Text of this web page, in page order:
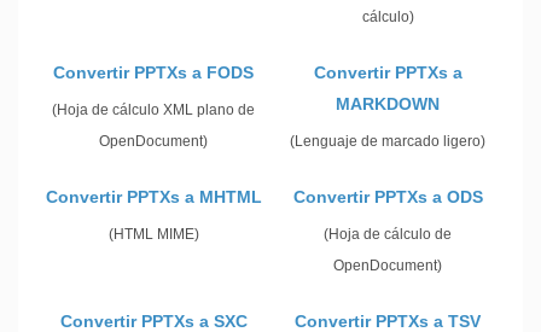
cálculo)
Convertir PPTXs a FODS
(Hoja de cálculo XML plano de
OpenDocument)
Convertir PPTXs a
MARKDOWN
(Lenguaje de marcado ligero)
Convertir PPTXs a MHTML
(HTML MIME)
Convertir PPTXs a ODS
(Hoja de cálculo de
OpenDocument)
Convertir PPTXs a SXC Convertir PPTXs a TSV